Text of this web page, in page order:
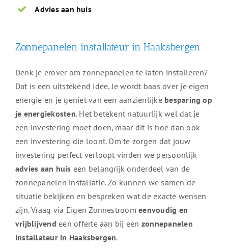
Advies aan huis
Zonnepanelen installateur in Haaksbergen
Denk je erover om zonnepanelen te laten installeren?
Dat is een uitstekend idee. Je wordt baas over je eigen
energie en je geniet van een aanzienlijke besparing op
je energiekosten. Het betekent natuurlijk wel dat je
een investering moet doen, maar dit is hoe dan ook
een investering die loont. Om te zorgen dat jouw
investering perfect verloopt vinden we persoonlijk
advies aan huis een belangrijk onderdeel van de
zonnepanelen installatie. Zo kunnen we samen de
situatie bekijken en bespreken wat de exacte wensen
zijn. Vraag via Eigen Zonnestroomeenvoudig en
vrijblijvend een offerte aan bij een zonnepanelen
installateur in Haaksbergen.